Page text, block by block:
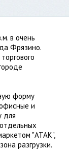
в очень
Фрязино.
форму
и
для
"АТАК",
разгрузки.